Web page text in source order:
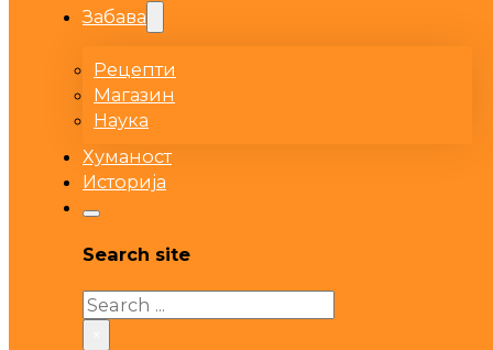
Забава
Рецепти
Магазин
Наука
Хуманост
Историја
Search site
Search